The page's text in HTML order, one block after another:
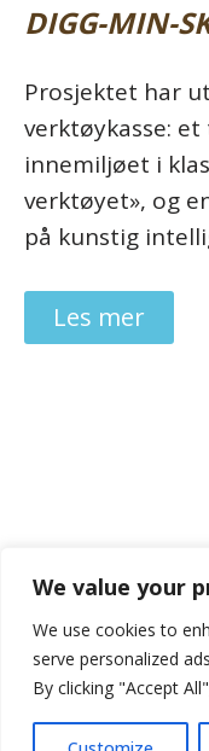
We value your
We use cookies to
serve personalized
By clicking "Accept
DIGG-MIN-
Prosjektet har
verktøykasse:
innemiljøet i
verktøyet», og
på kunstig
Les mer
Prosjektet får
programmet